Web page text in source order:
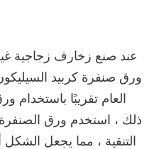
عند صنع زخارف زجاجية
ورق صنفرة كربيد
التنقية ، مما يجعل